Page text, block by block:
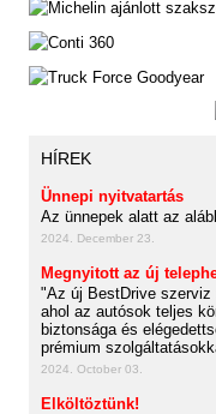
HÍREK
Ünnepi nyitvatartás
Az ünnepek alatt az
2024. December 23.
Megnyitott az új
"Az új BestDrive szerviz
ahol az autósok teljes
biztonsága és
prémium
2024. October 03.
Elköltöztünk!